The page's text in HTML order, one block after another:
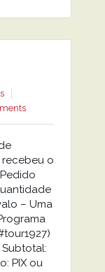
o
– Uma
Subtotal:
PIX ou